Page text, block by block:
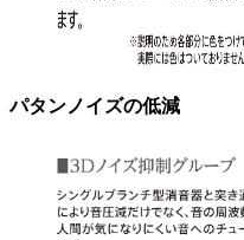
パタンノイズの低減